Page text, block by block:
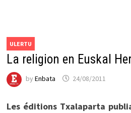
ULERTU
La religion en Euskal
by Enbata 24/08/2011
Les éditions Txalaparta